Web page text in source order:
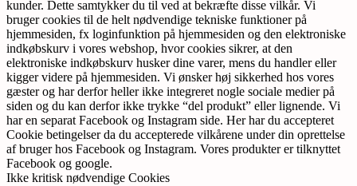
kunder. Dette samtykker du til ved at bekræfte disse vilkår. Vi
bruger cookies til de helt nødvendige tekniske funktioner på
hjemmesiden, fx loginfunktion på hjemmesiden og den elektroniske
indkøbskurv i vores webshop, hvor cookies sikrer, at den
elektroniske indkøbskurv husker dine varer, mens du handler eller
kigger videre på hjemmesiden. Vi ønsker høj sikkerhed hos vores
gæster og har derfor heller ikke integreret nogle sociale medier på
siden og du kan derfor ikke trykke “del produkt” eller lignende. Vi
har en separat Facebook og Instagram side. Her har du accepteret
Cookie betingelser da du accepterede vilkårene under din oprettelse
af bruger hos Facebook og Instagram. Vores produkter er tilknyttet
Facebook og google.
Ikke kritisk nødvendige Cookies